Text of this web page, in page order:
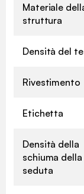
Materiale
struttura
Densità del
Rivestimento
Etichetta
Densità della
schiuma della
seduta